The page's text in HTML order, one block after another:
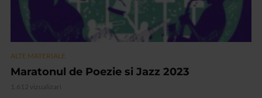
ALTE MATERIALE
Maratonul de Poezie si Jazz 2023
1.612 vizualizari